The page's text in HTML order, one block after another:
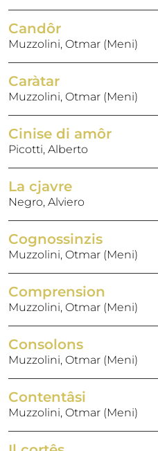
Candôr
Muzzolini, Otmar (Meni)
Caràtar
Muzzolini, Otmar (Meni)
Cinise di amôr
Picotti, Alberto
La cjavre
Negro, Alviero
Cognossinzis
Muzzolini, Otmar (Meni)
Comprension
Muzzolini, Otmar (Meni)
Consolons
Muzzolini, Otmar (Meni)
Contentâsi
Muzzolini, Otmar (Meni)